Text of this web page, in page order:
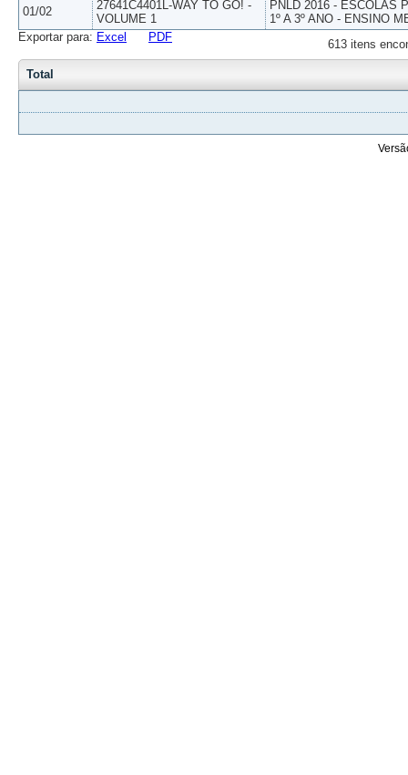
01/02
27641C4401L-WAY TO GO! -
VOLUME 1
PNLD 2016 - ESCOLAS
1º A 3º ANO - ENSINO
613 itens
Exportar para: Excel PDF
Total